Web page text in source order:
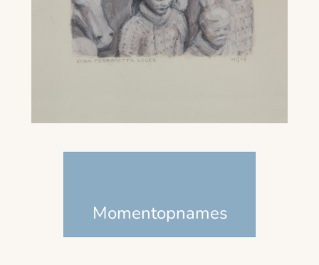
Momentopnames